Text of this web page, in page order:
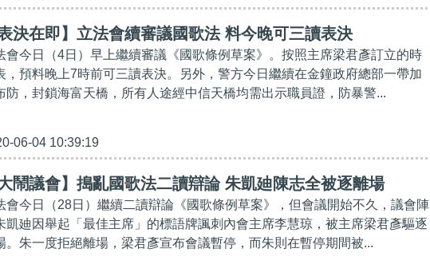
表決在即】立法會續審議國歌法 料今晚可三讀表決
會今日（4日）早上繼續審議《國歌條例草案》。按照主席梁君彥訂立的時
，預料晚上7時前可三讀表決。另外，警方今日繼續在金鐘政府總部一帶加
防，封鎖海富天橋，所有人途經中信天橋均需出示職員證，防暴警...
06-04 10:39:19
大鬧議會】搗亂國歌法二讀辯論 朱凱廸陳志全被逐離場
會今日（28日）繼續二讀辯論《國歌條例草案》，但會議開始不久，議會陣
凱廸因舉起「最佳主席」的標語牌諷刺內會主席李慧琼，被主席梁君彥驅逐
。朱一度拒絕離場，梁君彥宣布會議暫停，而朱則在暫停期間被...